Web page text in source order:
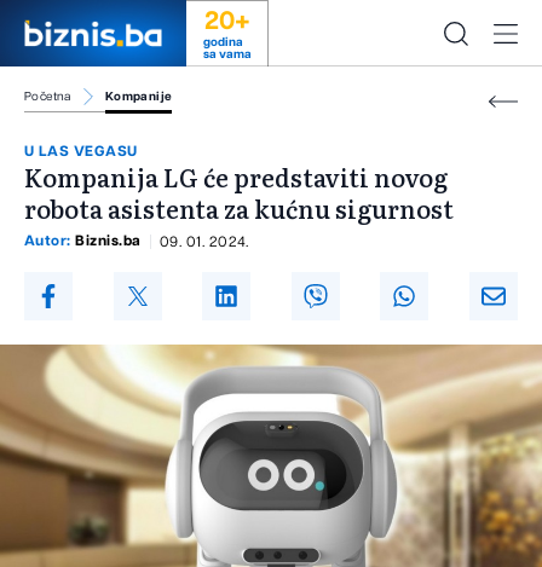
20+
godina
sa vama
Početna Kompanije
U LAS VEGASU
Kompanija LG će predstaviti novog
robota asistenta za kućnu sigurnost
Autor: Biznis.ba 09. 01. 2024.